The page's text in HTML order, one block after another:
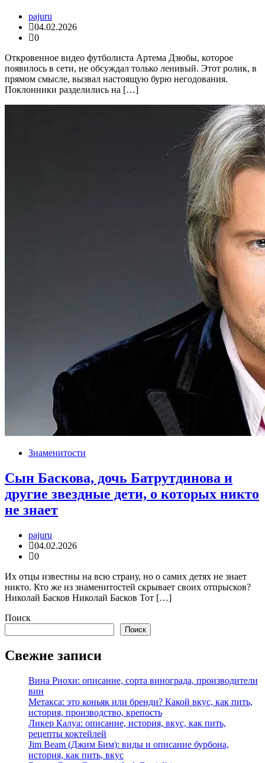
pajuru
04.02.2026
0
Откровенное видео футболиста Артема Дзюбы, которое
появилось в сети, не обсуждал только ленивый. Этот ролик, в
прямом смысле, вызвал настоящую бурю негодования.
Поклонники разделились на […]
Знаменитости
Сын Баскова, дочь Батрутдинова и
другие звездные дети, о которых никто
не знает
pajuru
04.02.2026
0
Их отцы известны на всю страну, но о самих детях не знает
никто. Кто же из знаменитостей скрывает своих отпрысков?
Николай Басков Николай Басков Тот […]
Поиск
Поиск
Свежие записи
Вина Риохи: описание, сорта винограда, производители
вин
Метакса: это коньяк или бренди? Какой вкус, как пить,
история, производство, крепость
Ликер Калуа: описание, история, вкус, как пить,
рецепты коктейлей
Jim Beam (Джим Бим): виды и описание бурбона,
история, как пить, вкус